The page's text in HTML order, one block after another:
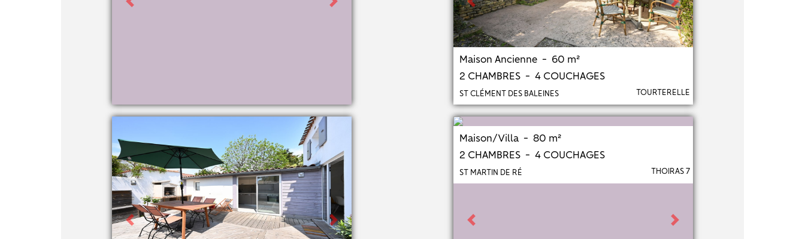
Previous Next
Maison Ancienne - 60 m²
2 CHAMBRES - 4 COUCHAGES
ST CLÉMENT DES BALEINES TOURTERELLE
Previous Next
Previous Next
Maison/Villa - 80 m²
2 CHAMBRES - 4 COUCHAGES
ST MARTIN DE RÉ THOIRAS 7
Previous Next